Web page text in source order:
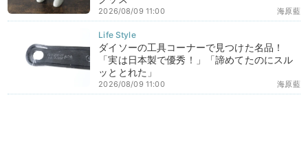
海原藍
2026/08/09 11:00
ダイソーの工具コーナーで見つけた名品！
「実は日本製で優秀！」「諦めてたのにスル
ッととれた」
海原藍
2026/08/09 11:00